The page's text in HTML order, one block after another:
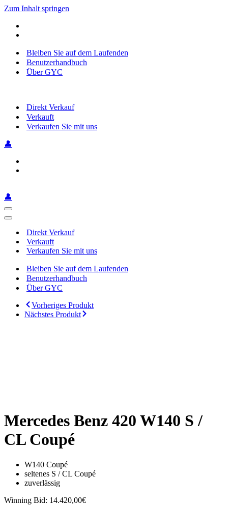
Zum Inhalt springen
Bleiben Sie auf dem Laufenden
Benutzerhandbuch
Über GYC
Direkt Verkauf
Verkauft
Verkaufen Sie mit uns
👤
👤
Navigationsmenü
Navigationsmenü
Direkt Verkauf
Verkauft
Verkaufen Sie mit uns
Bleiben Sie auf dem Laufenden
Benutzerhandbuch
Über GYC
Vorheriges Produkt
Nächstes Produkt
Mercedes Benz 420 W140 S /
CL Coupé
W140 Coupé
seltenes S / CL Coupé
zuverlässig
Winning Bid: 14.420,00€